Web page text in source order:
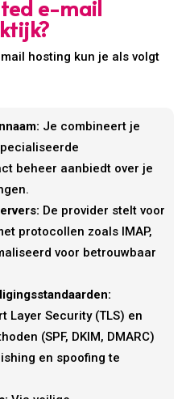
e-mail
hosting kun je als volgt
Je combineert je
beheer aanbiedt over je
De provider stelt voor
protocollen zoals IMAP,
voor betrouwbaar
Layer Security (TLS) en
(SPF, DKIM, DMARC)
en spoofing te